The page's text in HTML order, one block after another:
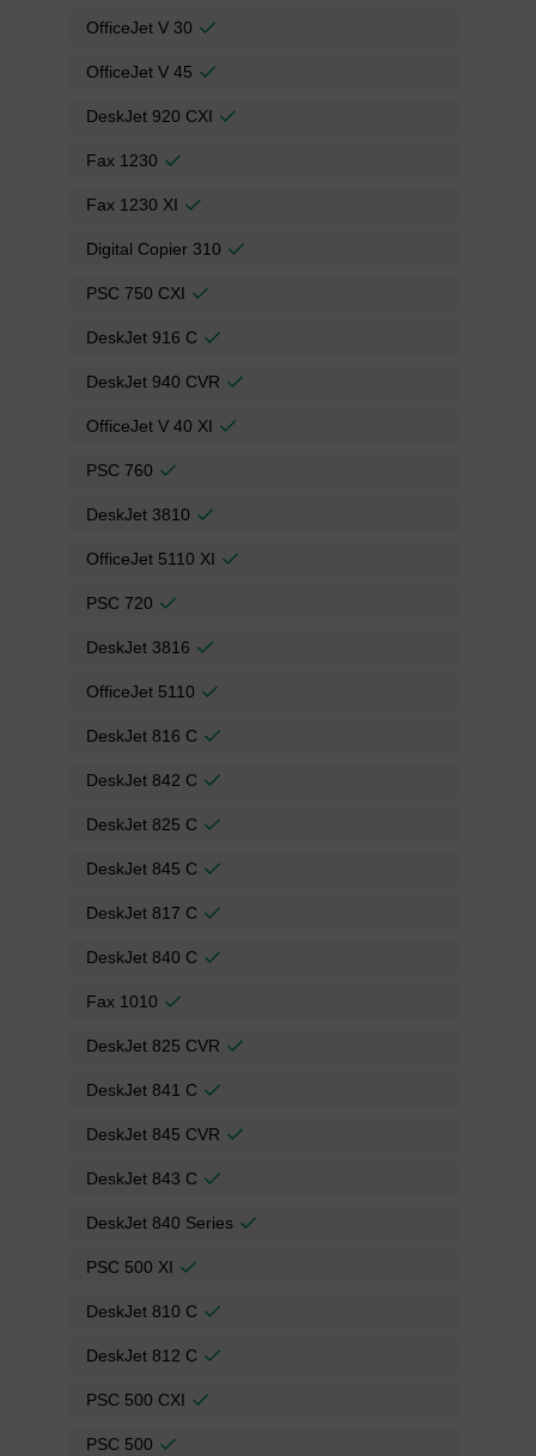
OfficeJet V 30
OfficeJet V 45
DeskJet 920 CXI
Fax 1230
Fax 1230 XI
Digital Copier 310
PSC 750 CXI
DeskJet 916 C
DeskJet 940 CVR
OfficeJet V 40 XI
PSC 760
DeskJet 3810
OfficeJet 5110 XI
PSC 720
DeskJet 3816
OfficeJet 5110
DeskJet 816 C
DeskJet 842 C
DeskJet 825 C
DeskJet 845 C
DeskJet 817 C
DeskJet 840 C
Fax 1010
DeskJet 825 CVR
DeskJet 841 C
DeskJet 845 CVR
DeskJet 843 C
DeskJet 840 Series
PSC 500 XI
DeskJet 810 C
DeskJet 812 C
PSC 500 CXI
PSC 500